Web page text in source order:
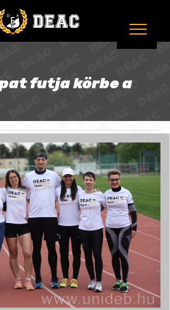
futja körbe a